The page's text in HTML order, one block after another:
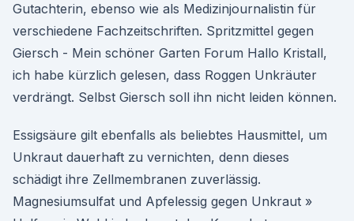
Gutachterin, ebenso wie als Medizinjournalistin für
verschiedene Fachzeitschriften. Spritzmittel gegen
Giersch - Mein schöner Garten Forum Hallo Kristall,
ich habe kürzlich gelesen, dass Roggen Unkräuter
verdrängt. Selbst Giersch soll ihn nicht leiden können.
Essigsäure gilt ebenfalls als beliebtes Hausmittel, um
Unkraut dauerhaft zu vernichten, denn dieses
schädigt ihre Zellmembranen zuverlässig.
Magnesiumsulfat und Apfelessig gegen Unkraut »